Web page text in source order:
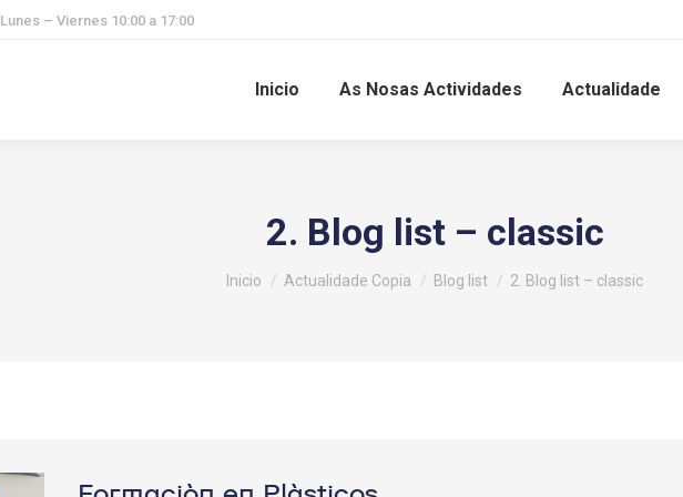
Lunes – Viernes 10:00 a 17:00
Inicio As Nosas Actividades Actualidade
2. Blog list – classic
Estás aquí:
Inicio Actualidade Copia Blog list 2. Blog list – classic